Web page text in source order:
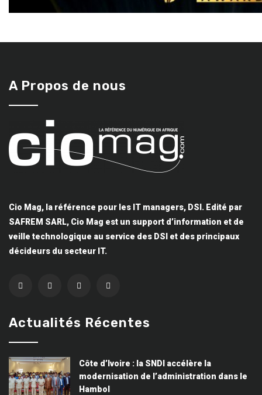
A Propos de nous
Cio Mag, la référence pour les IT managers, DSI. Edité par
SAFREM SARL, Cio Mag est un support d’information et de
veille technologique au service des DSI et des principaux
décideurs du secteur IT.
Actualités Récentes
Côte d’Ivoire : la SNDI accélère la
modernisation de l’administration dans le
Hambol